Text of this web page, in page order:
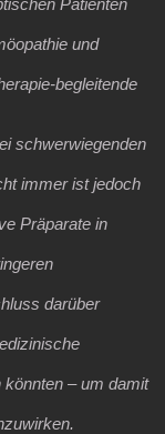
Patienten
und
begleitende
schwerwiegenden
immer ist jedoch
Präparate in
darüber
– um damit